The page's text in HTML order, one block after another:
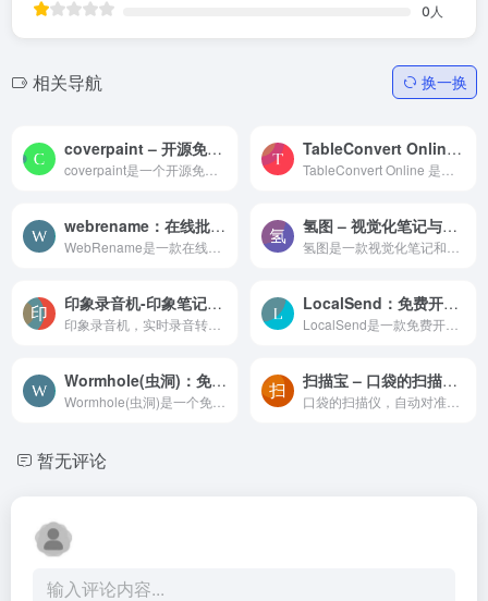
0 人
相关导航 换一换
coverpaint – 开源免费的封面在线生成器 TableConvert Online-在线表格转换工具
webrename：在线批量文件重命名工具 氢图 – 视觉化笔记与思考工具，提升信息管理效率
印象录音机-印象笔记出品的实时音频转写工具 LocalSend：免费开源的跨平台文件传输工具，不压缩文件，不限制传输速度
Wormhole(虫洞)：免费不限速的即时文件加密传输网站 扫描宝 – 口袋的扫描仪，清晰无水印OCR文字识别
暂无评论